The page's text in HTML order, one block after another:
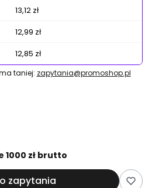
13,12 zł
12,99 zł
12,85 zł
taniej: zapytania@promoshop.pl
1000 zł brutto
zapytania